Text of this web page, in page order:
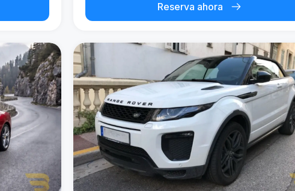
Reserva ahora